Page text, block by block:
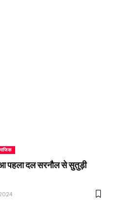
पहला दल सरनौल से सुतुड़ी